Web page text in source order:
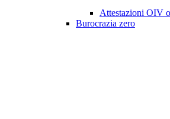
Attestazioni OIV
Burocrazia zero